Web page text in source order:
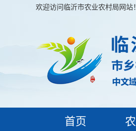
欢迎访问临沂市农业农村局网站
首页